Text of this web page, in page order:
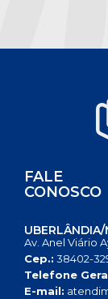
FALE
CONOSCO
UBERLÂNDIA/
Av. Anel Viário
Cep.: 38402-
Telefone
E-mail: